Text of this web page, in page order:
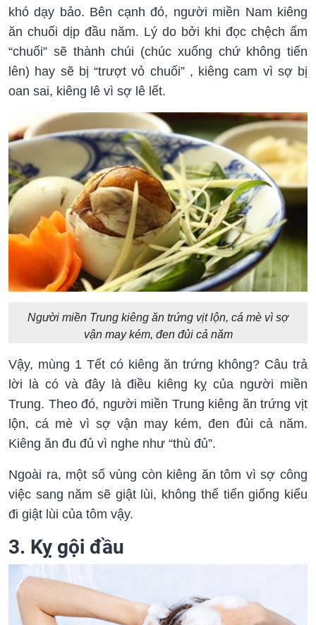
khó dạy bảo. Bên cạnh đó, người miền Nam kiêng
ăn chuối dịp đầu năm. Lý do bởi khi đọc chệch ấm
“chuối” sẽ thành chúi (chúc xuống chứ không tiến
lên) hay sẽ bị “trượt vỏ chuối” , kiêng cam vì sợ bị
oan sai, kiêng lê vì sợ lê lết.
Người miền Trung kiêng ăn trứng vịt lộn, cá mè vì sợ
vận may kém, đen đủi cả năm
Vậy, mùng 1 Tết có kiêng ăn trứng không? Câu trả
lời là có và đây là điều kiêng kỵ của người miền
Trung. Theo đó, người miền Trung kiêng ăn trứng vịt
lộn, cá mè vì sợ vận may kém, đen đủi cả năm.
Kiêng ăn đu đủ vì nghe như “thù đủ”.
Ngoài ra, một số vùng còn kiêng ăn tôm vì sợ công
việc sang năm sẽ giật lùi, không thể tiến giống kiểu
đi giật lùi của tôm vậy.
3. Kỵ gội đầu